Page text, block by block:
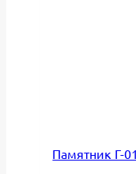
Памятник Г-